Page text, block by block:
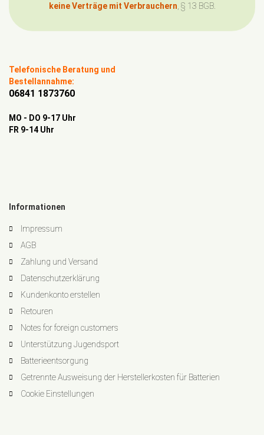
keine Verträge mit Verbrauchern , § 13 BGB.
Telefonische Beratung und
Bestellannahme:
06841 1873760
MO - DO 9-17 Uhr
FR 9-14 Uhr
Informationen
Impressum
AGB
Zahlung und Versand
Datenschutzerklärung
Kundenkonto erstellen
Retouren
Notes for foreign customers
Unterstützung Jugendsport
Batterieentsorgung
Getrennte Ausweisung der Herstellerkosten für Batterien
Cookie Einstellungen